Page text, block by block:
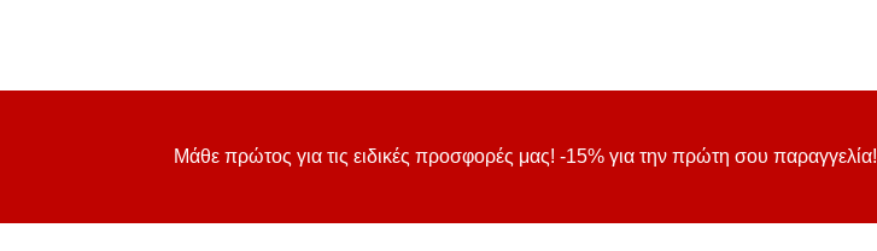
Μάθε πρώτος για τις ειδικές προσφορές μας! -15% για την πρώτη σου παραγγελία!